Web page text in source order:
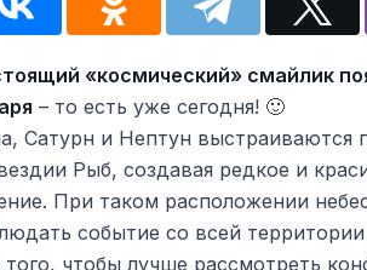
«космический» смайлик
– то есть уже сегодня! 🙂
Сатурн и Нептун выстраиваются
Рыб, создавая редкое и
При таком расположении
событие со всей
того, чтобы лучше рассмотреть